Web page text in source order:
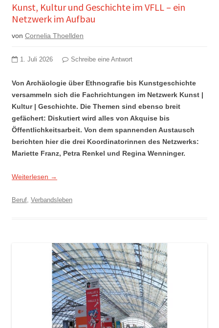
Kunst, Kultur und Geschichte im VFLL – ein
Netzwerk im Aufbau
von Cornelia Thoellden
1. Juli 2026 Schreibe eine Antwort
Von Archäologie über Ethnografie bis Kunstgeschichte
versammeln sich die Fachrichtungen im Netzwerk Kunst |
Kultur | Geschichte. Die Themen sind ebenso breit
gefächert: Diskutiert wird alles von Akquise bis
Öffentlichkeitsarbeit. Von dem spannenden Austausch
berichten hier die drei Koordinatorinnen des Netzwerks:
Mariette Franz, Petra Renkel und Regina Wenninger.
Weiterlesen →
Beruf Verbandsleben